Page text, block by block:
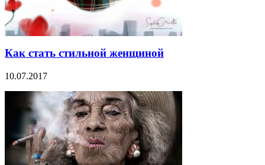
Как стать стильной женщиной
10.07.2017